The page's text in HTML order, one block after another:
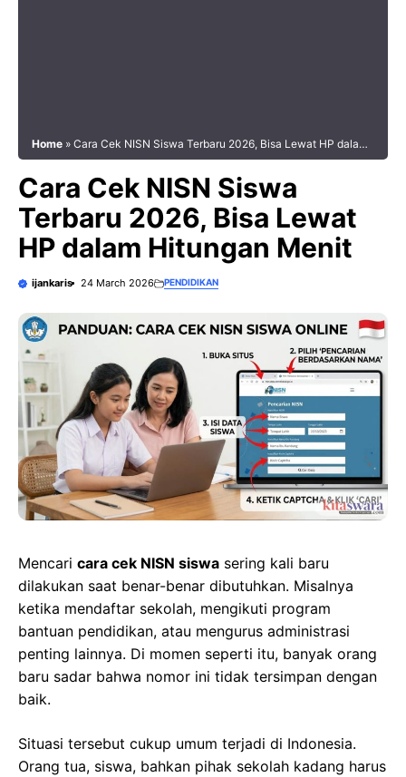
Home » Cara Cek NISN Siswa Terbaru 2026, Bisa Lewat HP dalam
Cara Cek NISN Siswa
Terbaru 2026, Bisa Lewat
HP dalam Hitungan Menit
ijankaris 24 March 2026 PENDIDIKAN
Mencari cara cek NISN siswa sering kali baru
dilakukan saat benar-benar dibutuhkan. Misalnya
ketika mendaftar sekolah, mengikuti program
bantuan pendidikan, atau mengurus administrasi
penting lainnya. Di momen seperti itu, banyak orang
baru sadar bahwa nomor ini tidak tersimpan dengan
baik.
Situasi tersebut cukup umum terjadi di Indonesia.
Orang tua, siswa, bahkan pihak sekolah kadang harus